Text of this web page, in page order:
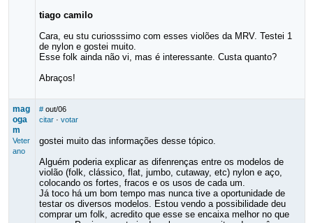
tiago camilo
Cara, eu stu curiosssimo com esses violões da MRV. Testei 1
de nylon e gostei muito.
Esse folk ainda não vi, mas é interessante. Custa quanto?
Abraços!
mag
oga
m
Veter
ano
# out/06
citar· votar
gostei muito das informações desse tópico.
Alguém poderia explicar as difenrenças entre os modelos de
violão (folk, clássico, flat, jumbo, cutaway, etc) nylon e aço,
colocando os fortes, fracos e os usos de cada um.
Já toco há um bom tempo mas nunca tive a oportunidade de
testar os diversos modelos. Estou vendo a possibilidade deu
comprar um folk, acredito que esse se encaixa melhor no que